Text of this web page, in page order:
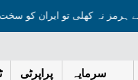
آبنائے ہرمز نہ کھلی تو ایران کو
سرمایہ
پراپرٹی